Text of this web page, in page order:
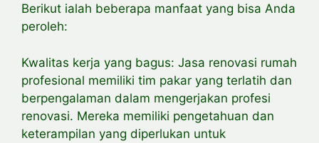
Berikut ialah beberapa manfaat yang bisa Anda
peroleh:
Kwalitas kerja yang bagus: Jasa renovasi rumah
profesional memiliki tim pakar yang terlatih dan
berpengalaman dalam mengerjakan profesi
renovasi. Mereka memiliki pengetahuan dan
keterampilan yang diperlukan untuk